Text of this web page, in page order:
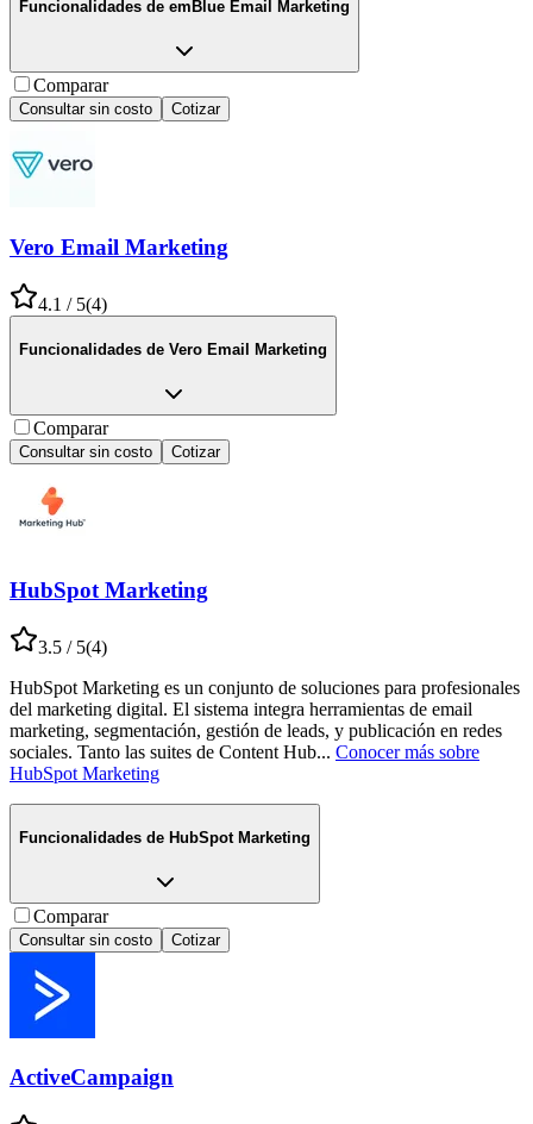
Funcionalidades de emBlue Email Marketing
Comparar
Consultar sin costo Cotizar
Vero Email Marketing
4.1 / 5(4)
Funcionalidades de Vero Email Marketing
Comparar
Consultar sin costo Cotizar
HubSpot Marketing
3.5 / 5(4)
HubSpot Marketing es un conjunto de soluciones para profesionales
del marketing digital. El sistema integra herramientas de email
marketing, segmentación, gestión de leads, y publicación en redes
sociales. Tanto las suites de Content Hub... Conocer más sobre
HubSpot Marketing
Funcionalidades de HubSpot Marketing
Comparar
Consultar sin costo Cotizar
ActiveCampaign